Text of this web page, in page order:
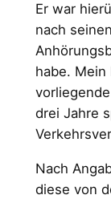
Er war
nach
habe.
drei Jahre
Nach
diese von